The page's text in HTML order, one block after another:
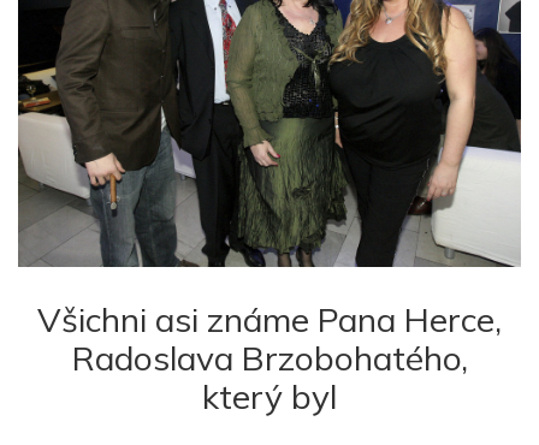
Všichni asi známe Pana Herce,
Radoslava Brzobohatého,
který byl